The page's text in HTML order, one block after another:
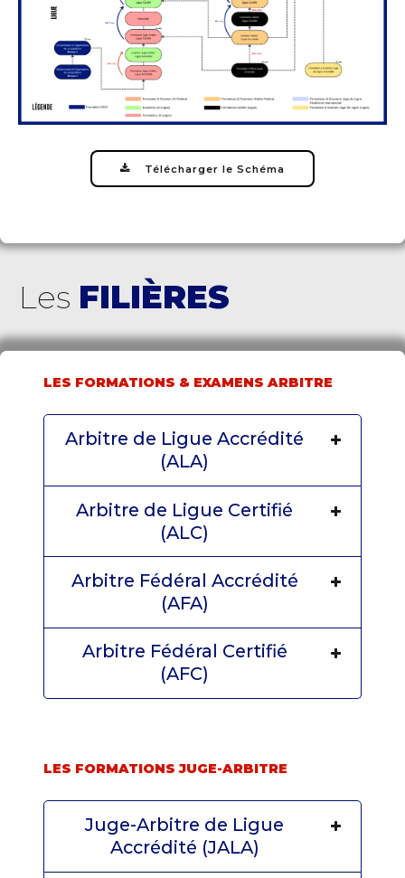
Télécharger le Schéma
Les FILIÈRES
LES FORMATIONS & EXAMENS ARBITRE
Arbitre de Ligue Accrédité
(ALA)
Arbitre de Ligue Certifié
(ALC)
Arbitre Fédéral Accrédité
(AFA)
Arbitre Fédéral Certifié
(AFC)
LES FORMATIONS JUGE-ARBITRE
Juge-Arbitre de Ligue
Accrédité (JALA)